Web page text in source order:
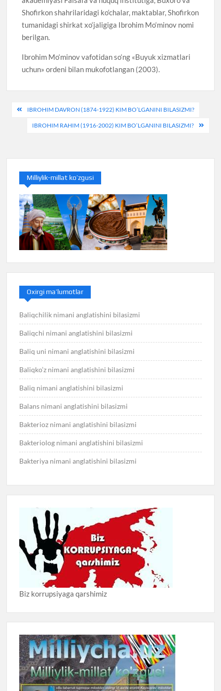
Shofirkon shahrilaridagi ko‘chalar, maktablar, Shofirkon
tumanidagi shirkat xo‘jaligiga Ibrohim Mo‘minov nomi
berilgan.
Ibrohim Mo‘minov vafotidan so‘ng «Buyuk xizmatlari
uchun» ordeni bilan mukofotlangan (2003).
Post
menyusi
IBROHIM DAVRON (1874-1922) KIM BO’LGANINI BILASIZMI?
IBROHIM RAHIM (1916-2002) KIM BO’LGANINI BILASIZMI?
Milliylik-millat ko’zgusi
Oxirgi ma’lumotlar
Baliqchilik nimani anglatishini bilasizmi
Baliqchi nimani anglatishini bilasizmi
Baliq uni nimani anglatishini bilasizmi
Baliqko’z nimani anglatishini bilasizmi
Baliq nimani anglatishini bilasizmi
Balans nimani anglatishini bilasizmi
Bakterioz nimani anglatishini bilasizmi
Bakteriolog nimani anglatishini bilasizmi
Bakteriya nimani anglatishini bilasizmi
Biz korrupsiyaga qarshimiz